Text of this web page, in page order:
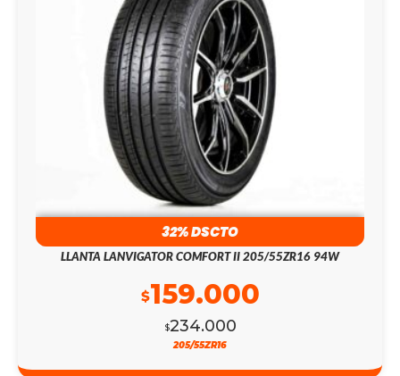
32% DSCTO
LLANTA LANVIGATOR COMFORT II 205/55ZR16 94W
$234.000
$159.000
205/55ZR16